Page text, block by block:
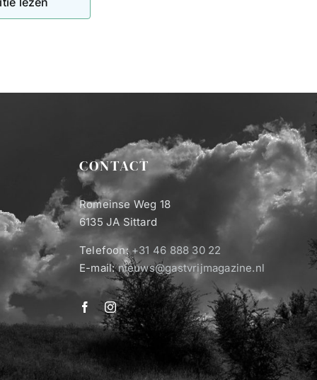
CONTACT
Romeinse Weg 18
6135 JA Sittard
Telefoon: +31 46 888 30 22
E-mail:nieuws@gastvrijmagazine.nl